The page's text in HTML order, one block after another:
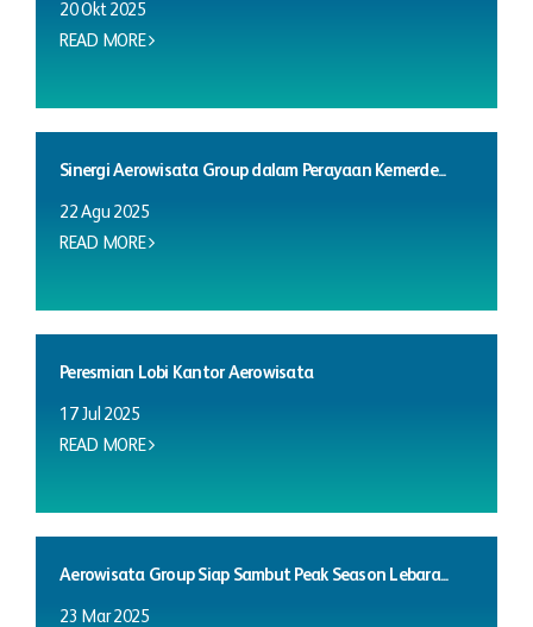
20 Okt 2025
READ MORE
Sinergi Aerowisata Group dalam Perayaan Kemerde...
22 Agu 2025
READ MORE
Peresmian Lobi Kantor Aerowisata
17 Jul 2025
READ MORE
Aerowisata Group Siap Sambut Peak Season Lebara...
23 Mar 2025